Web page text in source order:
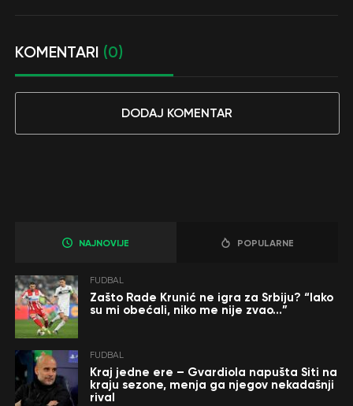
KOMENTARI (0)
DODAJ KOMENTAR
NAJNOVIJE POPULARNE
FUDBAL
Zašto Rade Krunić ne igra za Srbiju? “Iako
su mi obećali, niko me nije zvao…”
FUDBAL
Kraj jedne ere – Gvardiola napušta Siti na
kraju sezone, menja ga njegov nekadašnji
rival